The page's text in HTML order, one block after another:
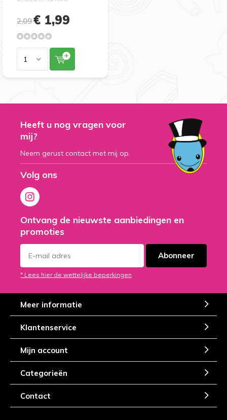
2,09€ 1,99
Heeft u nog vragen voor
mij?
Neem gerust contact met mij op.
Volg ons
Ontvang de nieuwste aanbiedingen en
promoties
Abonneer
* Lees hier de wettelijke beperkingen
Meer informatie
Klantenservice
Mijn account
Categorieën
Contact